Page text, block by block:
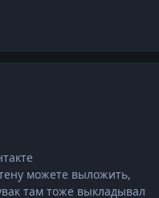
можете выложить,
там тоже выкладывал